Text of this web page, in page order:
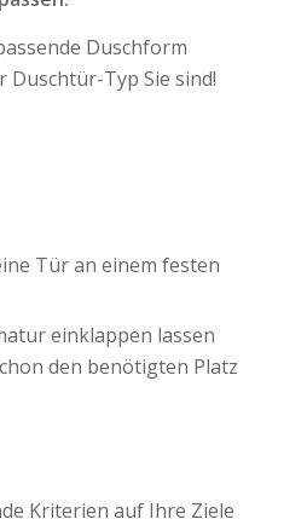
Duschform
Duschtür-Typ Sie sind!
Tür an einem festen
einklappen lassen
den benötigten Platz
Kriterien auf Ihre Ziele